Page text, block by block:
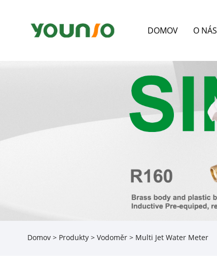
DOMOV O NÁS
Domov > Produkty> Vodoměr> Multi Jet Water Meter